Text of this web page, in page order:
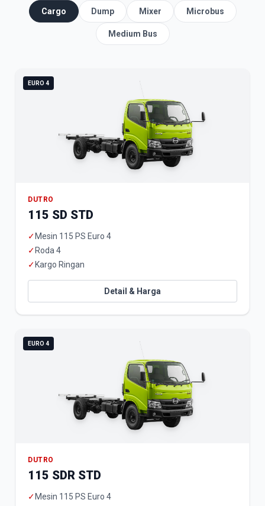
Cargo Dump Mixer Microbus
Medium Bus
EURO 4
DUTRO
115 SD STD
✓ Mesin 115 PS Euro 4
✓ Roda 4
✓ Kargo Ringan
Detail & Harga
EURO 4
DUTRO
115 SDR STD
✓ Mesin 115 PS Euro 4